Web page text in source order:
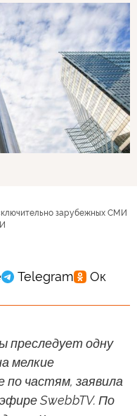
зарубежных СМИ
преследует одну
мелкие
по частям, заявила
SwebbTV. По